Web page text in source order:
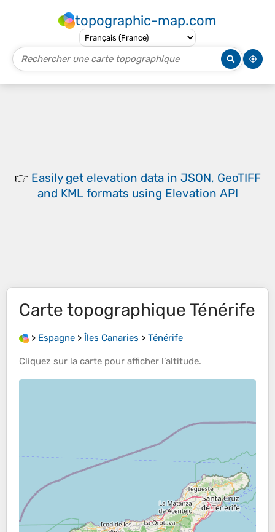
topographic-map.com
👉 Easily get elevation data in JSON, GeoTIFF
and KML formats using Elevation API
Carte topographique Ténérife
> Espagne > Îles Canaries > Ténérife
Cliquez sur la carte pour afficher l’altitude.